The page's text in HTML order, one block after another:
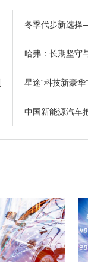
冬季代步新选
哈弗：长期坚守
星途“科技新豪
中国新能源汽车